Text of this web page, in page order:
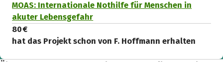
MOAS: Internationale Nothilfe für Menschen in
akuter Lebensgefahr
80 €
hat das Projekt schon von F. Hoffmann erhalten